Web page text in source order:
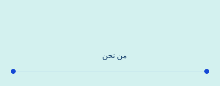
من نحن